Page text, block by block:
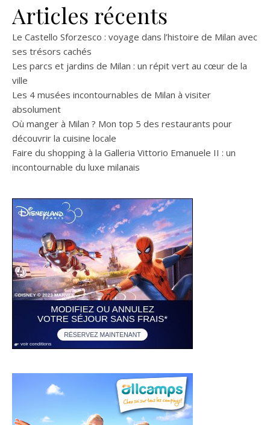
Articles récents
Le Castello Sforzesco : voyage dans l’histoire de Milan avec
ses trésors cachés
Les parcs et jardins de Milan : un répit vert au cœur de la
ville
Les 4 musées incontournables de Milan à visiter
absolument
Où manger à Milan ? Mon top 5 des restaurants pour
découvrir la cuisine locale
Faire du shopping à la Galleria Vittorio Emanuele II : un
incontournable du luxe milanais